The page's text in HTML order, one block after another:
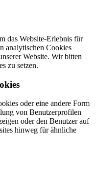
das Website-Erlebnis für
analytischen Cookies
Website. Wir bitten
zu setzen.
oder eine andere Form
von Benutzerprofilen
oder den Benutzer auf
hinweg für ähnliche